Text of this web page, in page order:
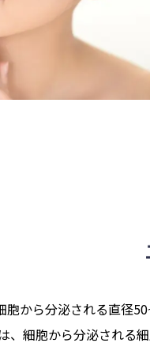
から分泌される直径
、細胞から分泌される